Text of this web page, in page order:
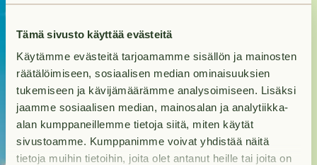
Tämä sivusto käyttää evästeitä
Käytämme evästeitä tarjoamamme sisällön ja mainosten
räätälöimiseen, sosiaalisen median ominaisuuksien
tukemiseen ja kävijämäärämme analysoimiseen. Lisäksi
jaamme sosiaalisen median, mainosalan ja analytiikka-
alan kumppaneillemme tietoja siitä, miten käytät
sivustoamme. Kumppanimme voivat yhdistää näitä
tietoja muihin tietoihin, joita olet antanut heille tai joita on
Kohti uutta
kotia?
Tuleva kotisi odottaa
sinua hakumatkan
päässä.